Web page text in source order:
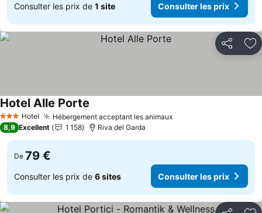
Consulter les prix de 1 site Consulter les prix
Partager
3 ÉtoilesHotel Hébergement acceptant les animauxConsulter les prix
Hotel Alle Porte
8,9 Excellent 1 158 Riva del Garda
De 79 €
Consulter les prix de 6 sites Consulter les prix